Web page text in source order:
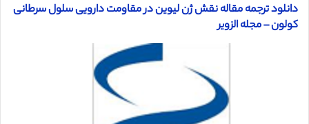
دانلود ترجمه مقاله نقش ژن لیوین در مقاومت دارویی سلول سرطانی
کولون – مجله الزویر